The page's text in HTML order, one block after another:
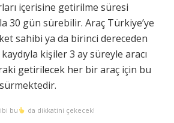
içerisine getirilme süresi
30 gün sürebilir. Araç Türkiye’ye
sahibi ya da birinci dereceden
kişiler 3 ay süreyle aracı
getirilecek her bir araç için bu
bu da dikkatini çekecek!